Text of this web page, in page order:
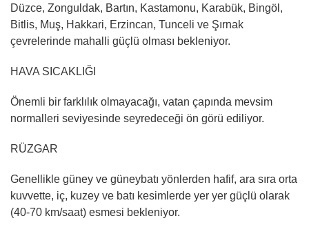
Düzce, Zonguldak, Bartın, Kastamonu, Karabük, Bingöl,
Bitlis, Muş, Hakkari, Erzincan, Tunceli ve Şırnak
çevrelerinde mahalli güçlü olması bekleniyor.
HAVA SICAKLIĞI
Önemli bir farklılık olmayacağı, vatan çapında mevsim
normalleri seviyesinde seyredeceği ön görü ediliyor.
RÜZGAR
Genellikle güney ve güneybatı yönlerden hafif, ara sıra orta
kuvvette, iç, kuzey ve batı kesimlerde yer yer güçlü olarak
(40-70 km/saat) esmesi bekleniyor.